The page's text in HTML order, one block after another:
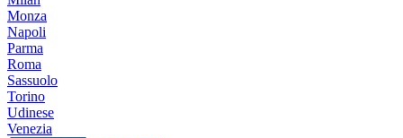
Monza
Napoli
Parma
Roma
Sassuolo
Torino
Udinese
Venezia